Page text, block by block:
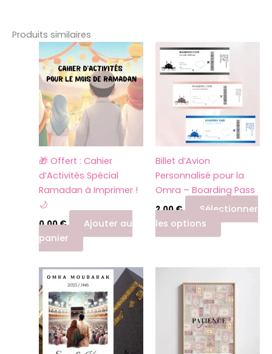
Produits similaires
🎁 Offert : Cahier
d’Activités Spécial
Ramadan à Imprimer !
🌙
0,00€
Ajouter au
panier
Billet d’Avion
Personnalisé pour la
Omra – Boarding Pass
2,00€
Sélectionner
les options
Ce
produit
a
plusieurs
variations.
Les
options
peuvent
choisies
sur
la
page
du
Ce
produit
a
plusieurs
variations.
Les
produit
a
plusieurs
variations.
Les